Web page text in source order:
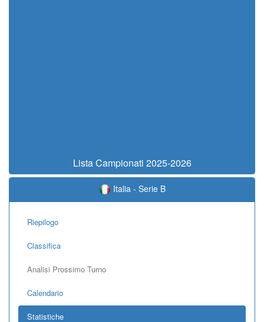
Lista Campionati 2025-2026
Italia - Serie B
Riepilogo
Classifica
Analisi Prossimo Turno
Calendario
Statistiche